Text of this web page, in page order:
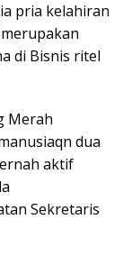
pria kelahiran
di Bisnis ritel
Merah
dua
aktif
Sekretaris